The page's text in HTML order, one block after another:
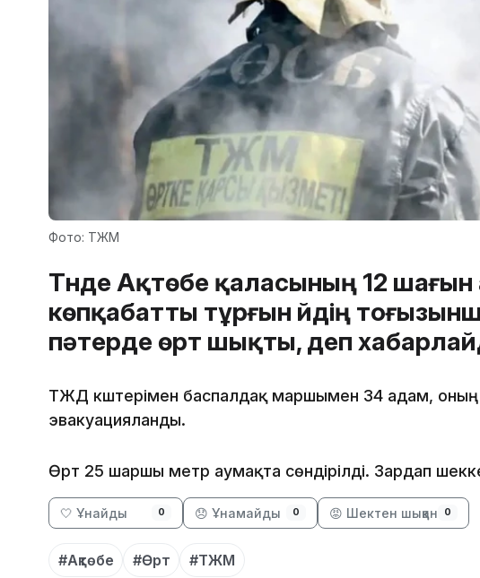
Фото: ТЖМ
Түнде Ақтөбе қаласының 12
көпқабатты тұрғын үйдің
пәтерде өрт шықты, деп
ТЖД күштерімен баспалдақ маршымен 34 адам, оның
эвакуацияланды.
Өрт 25 шаршы метр аумақта сөндірілді. Зардап
🤍 Ұнайды 0 😞 Ұнамайды 0 😡 Шектен шыққан 0
#Ақтөбе #Өрт #ТЖМ